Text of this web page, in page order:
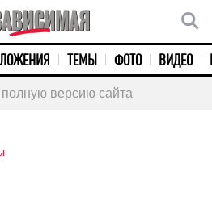
ТЕМЫ ФОТО ВИДЕО
версию сайта